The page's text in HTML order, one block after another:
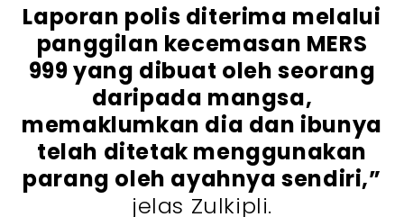
Laporan polis diterima melalui
panggilan kecemasan MERS
999 yang dibuat oleh seorang
daripada mangsa,
memaklumkan dia dan ibunya
telah ditetak menggunakan
parang oleh ayahnya sendiri,”
jelas Zulkipli.